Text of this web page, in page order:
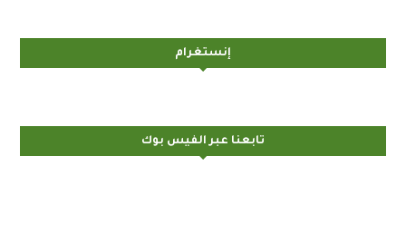
إنستغرام
تابعنا عبر الفيس بوك